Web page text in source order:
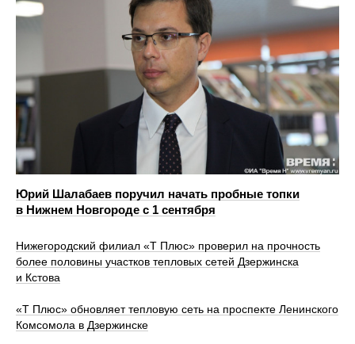
Юрий Шалабаев поручил начать пробные топки
в Нижнем Новгороде с 1 сентября
Нижегородский филиал «Т Плюс» проверил на прочность
более половины участков тепловых сетей Дзержинска
и Кстова
«Т Плюс» обновляет тепловую сеть на проспекте Ленинского
Комсомола в Дзержинске